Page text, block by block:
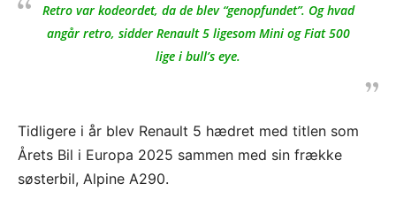
Retro var kodeordet, da de blev “genopfundet”. Og hvad
angår retro, sidder Renault 5 ligesom Mini og Fiat 500
lige i bull’s eye.
Tidligere i år blev Renault 5 hædret med titlen som
Årets Bil i Europa 2025 sammen med sin frække
søsterbil, Alpine A290.